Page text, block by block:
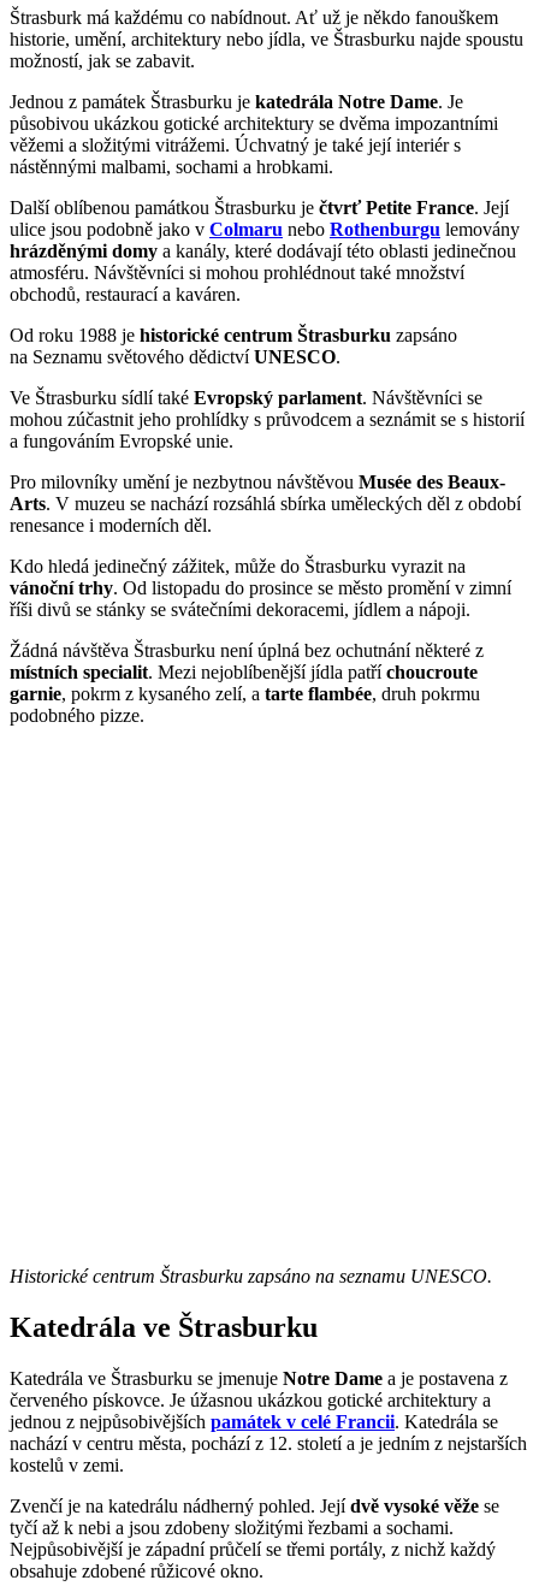
Štrasburk má každému co nabídnout. Ať už je někdo fanouškem
historie, umění, architektury nebo jídla, ve Štrasburku najde spoustu
možností, jak se zabavit.
Jednou z památek Štrasburku je katedrála Notre Dame. Je
působivou ukázkou gotické architektury se dvěma impozantními
věžemi a složitými vitrážemi. Úchvatný je také její interiér s
nástěnnými malbami, sochami a hrobkami.
Další oblíbenou památkou Štrasburku je čtvrť Petite France. Její
ulice jsou podobně jako v Colmaru nebo Rothenburgu lemovány
hrázděnými domy a kanály, které dodávají této oblasti jedinečnou
atmosféru. Návštěvníci si mohou prohlédnout také množství
obchodů, restaurací a kaváren.
Od roku 1988 je historické centrum Štrasburku zapsáno
na Seznamu světového dědictvíUNESCO.
Ve Štrasburku sídlí také Evropský parlament. Návštěvníci se
mohou zúčastnit jeho prohlídky s průvodcem a seznámit se s historií
a fungováním Evropské unie.
Pro milovníky umění je nezbytnou návštěvou Musée des Beaux-
Arts. V muzeu se nachází rozsáhlá sbírka uměleckých děl z období
renesance i moderních děl.
Kdo hledá jedinečný zážitek, může do Štrasburku vyrazit na
vánoční trhy. Od listopadu do prosince se město promění v zimní
říši divů se stánky se svátečními dekoracemi, jídlem a nápoji.
Žádná návštěva Štrasburku není úplná bez ochutnání některé z
místních specialit. Mezi nejoblíbenější jídla patříchoucroute
garnie, pokrm z kysaného zelí, a tarte flambée, druh pokrmu
podobného pizze.
Historické centrum Štrasburku zapsáno na seznamu UNESCO.
Katedrála ve Štrasburku
Katedrála ve Štrasburku se jmenuje Notre Dame a je postavena z
červeného pískovce. Je úžasnou ukázkou gotické architektury a
jednou z nejpůsobivějších památek v celé Francii. Katedrála se
nachází v centru města, pochází z 12. století a je jedním z nejstarších
kostelů v zemi.
Zvenčí je na katedrálu nádherný pohled. Jejídvě vysoké věže se
tyčí až k nebi a jsou zdobeny složitými řezbami a sochami.
Nejpůsobivější je západní průčelí se třemi portály, z nichž každý
obsahuje zdobené růžicové okno.